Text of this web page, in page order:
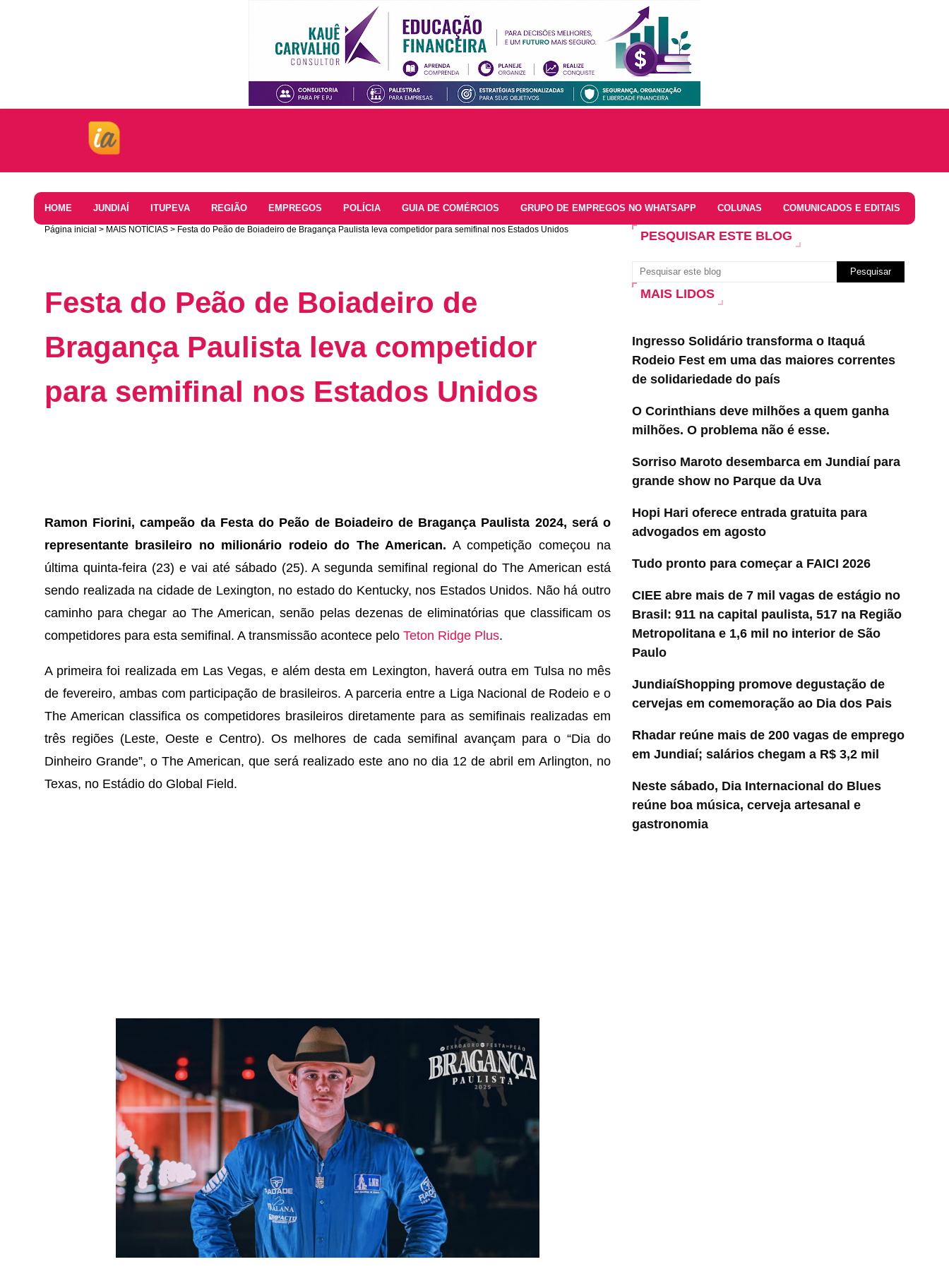
HOME JUNDIAÍ ITUPEVA REGIÃO EMPREGOS POLÍCIA GUIA DE COMÉRCIOS GRUPO DE EMPREGOS NO WHATSAPP COLUNAS COMUNICADOS E EDITAIS
Página inicial MAIS NOTÍCIAS Festa do Peão de Boiadeiro de Bragança Paulista leva competidor para semifinal nos Estados Unidos
Festa do Peão de Boiadeiro de
Bragança Paulista leva competidor
para semifinal nos Estados Unidos
Ramon Fiorini, campeão da Festa do Peão de Boiadeiro de Bragança Paulista 2024, será o
representante brasileiro no milionário rodeio do The American. A competição começou na
última quinta-feira (23) e vai até sábado (25). A segunda semifinal regional do The American está
sendo realizada na cidade de Lexington, no estado do Kentucky, nos Estados Unidos. Não há outro
caminho para chegar ao The American, senão pelas dezenas de eliminatórias que classificam os
competidores para esta semifinal. A transmissão acontece pelo Teton Ridge Plus.
A primeira foi realizada em Las Vegas, e além desta em Lexington, haverá outra em Tulsa no mês
de fevereiro, ambas com participação de brasileiros. A parceria entre a Liga Nacional de Rodeio e o
The American classifica os competidores brasileiros diretamente para as semifinais realizadas em
três regiões (Leste, Oeste e Centro). Os melhores de cada semifinal avançam para o “Dia do
Dinheiro Grande”, o The American, que será realizado este ano no dia 12 de abril em Arlington, no
Texas, no Estádio do Global Field.
PESQUISAR ESTE BLOG
MAIS LIDOS
Ingresso Solidário transforma o Itaquá
Rodeio Fest em uma das maiores correntes
de solidariedade do país
O Corinthians deve milhões a quem ganha
milhões. O problema não é esse.
Sorriso Maroto desembarca em Jundiaí para
grande show no Parque da Uva
Hopi Hari oferece entrada gratuita para
advogados em agosto
Tudo pronto para começar a FAICI 2026
CIEE abre mais de 7 mil vagas de estágio no
Brasil: 911 na capital paulista, 517 na Região
Metropolitana e 1,6 mil no interior de São
Paulo
JundiaíShopping promove degustação de
cervejas em comemoração ao Dia dos Pais
Rhadar reúne mais de 200 vagas de emprego
em Jundiaí; salários chegam a R$ 3,2 mil
Neste sábado, Dia Internacional do Blues
reúne boa música, cerveja artesanal e
gastronomia